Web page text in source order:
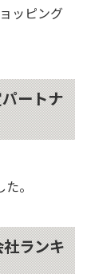
ッピング
ートナ
。
ランキ